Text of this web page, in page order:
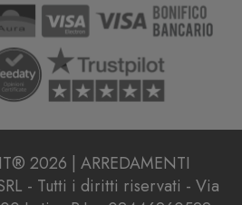
2026 | ARREDAMENTI
- Tutti i diritti riservati - Via